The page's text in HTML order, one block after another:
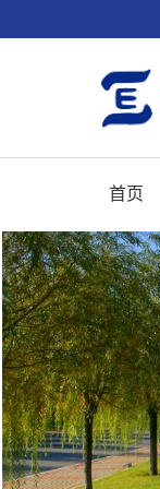
首页